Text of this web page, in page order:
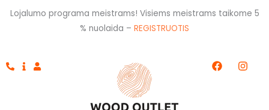
Pereiti
Lojalumo programa meistrams! Visiems meistrams taikome 5
% nuolaida – REGISTRUOTIS
F
a
I
n